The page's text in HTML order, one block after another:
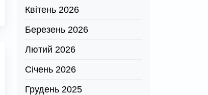
Квітень 2026
Березень 2026
Лютий 2026
Січень 2026
Грудень 2025